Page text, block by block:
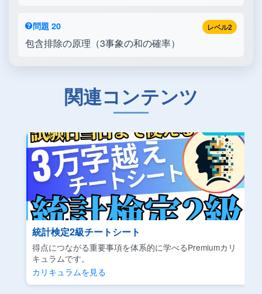
レベル2
問題 20
包含排除の原理（3事象の和の確率）
関連コンテンツ
統計検定2級チートシート
得点につながる重要事項を体系的に学べるPremiumカリ
キュラムです。
カリキュラムを見る